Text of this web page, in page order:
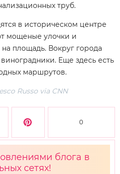
труб.
в историческом центре
мощеные улочки и
площадь. Вокруг города
Еще здесь есть
маршрутов.
Russo via CNN
0
блога в
сетях!